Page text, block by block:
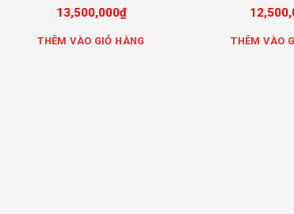
13,500,000₫
THÊM VÀO GIỎ HÀNG THÊM VÀO